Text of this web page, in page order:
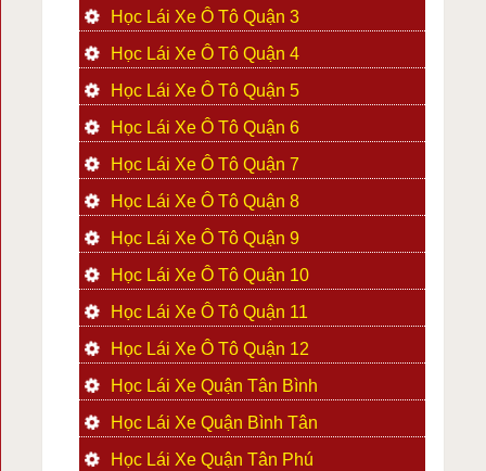
Học Lái Xe Ô Tô Quận 3
Học Lái Xe Ô Tô Quận 4
Học Lái Xe Ô Tô Quận 5
Học Lái Xe Ô Tô Quận 6
Học Lái Xe Ô Tô Quận 7
Học Lái Xe Ô Tô Quận 8
Học Lái Xe Ô Tô Quận 9
Học Lái Xe Ô Tô Quận 10
Học Lái Xe Ô Tô Quận 11
Học Lái Xe Ô Tô Quận 12
Học Lái Xe Quận Tân Bình
Học Lái Xe Quận Bình Tân
Học Lái Xe Quận Tân Phú